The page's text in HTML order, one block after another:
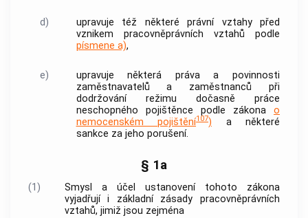
d)
upravuje též některé právní vztahy před
vznikem pracovněprávních vztahů podle
písmene a),
e)
upravuje některá práva a povinnosti
zaměstnavatelů a zaměstnanců při
dodržování režimu dočasně práce
neschopného pojištěnce podle zákona o
nemocenském pojištění107) a některé
sankce za jeho porušení.
§ 1a
(1)
Smysl a účel ustanovení tohoto zákona
vyjadřují i základní zásady pracovněprávních
vztahů, jimiž jsou zejména